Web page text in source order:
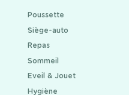
Poussette
Siège-auto
Repas
Sommeil
Eveil & Jouet
Hygiène